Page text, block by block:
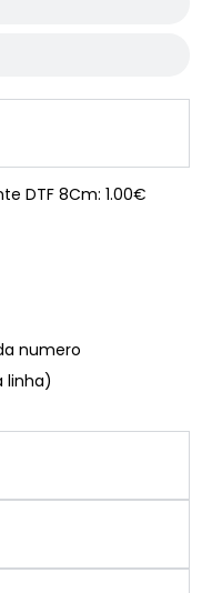
DTF 8Cm: 1.00€
numero
linha)